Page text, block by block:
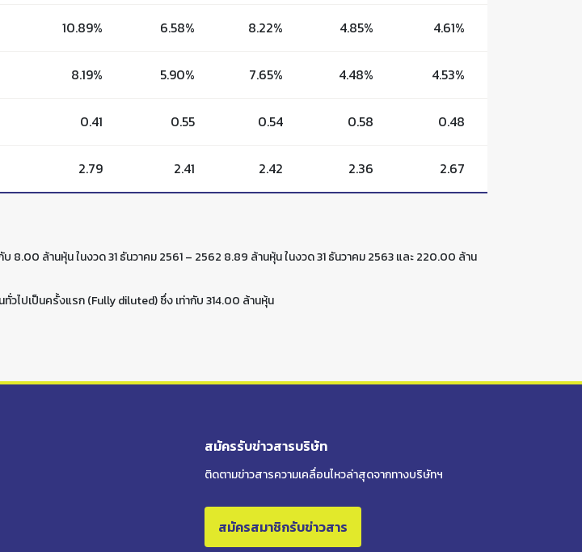
10.89% 6.58% 8.22% 4.85% 4.61%
8.19% 5.90% 7.65% 4.48% 4.53%
0.41 0.55 0.54 0.58 0.48
2.79 2.41 2.42 2.36 2.67
ล้านหุ้น ในงวด 31 ธันวาคม 2561 – 2562 8.89 ล้านหุ้น ในงวด 31 ธันวาคม 2563 และ 220.00 ล้าน
วไปเป็นครั้งแรก (Fully diluted)ซึ่ง เท่ากับ314.00 ล้านหุ้น
สมัครรับข่าวสารบริษัท
ติดตามข่าวสารความเคลื่อนไหวล่าสุดจากทางบริษัทฯ
สมัครสมาชิกรับข่าวสาร